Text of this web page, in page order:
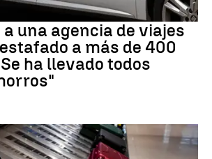
una agencia de viajes
a más de 400
ha llevado todos